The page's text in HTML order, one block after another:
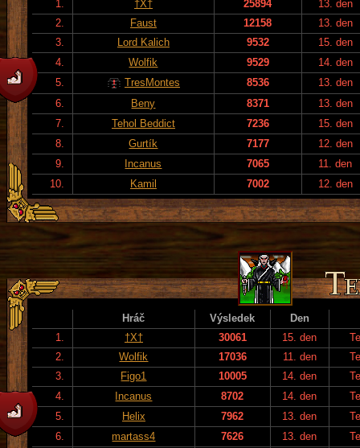
1.
†X† 25894
13. den
2.
Faust 12158
13. den
3.
Lord Kalich 9532
15. den
4.
Wolfik 9529
14. den
5.
TresMontes 8536
13. den
6.
Beny 8371
13. den
7.
Tehol Beddict 7236
15. den
8.
Gurtík 7177
12. den
9.
Incanus 7065
11. den
10.
Kamil 7002 12. den
Hráč Výsledek
Den
1.
†X† 30061 15. den
2.
Wolfik 17036 11. den
3.
Figo1 10005 14. den
4.
Incanus 8702 14. den
5.
Helix 7962 13. den
6.
martass4 7626 13. den